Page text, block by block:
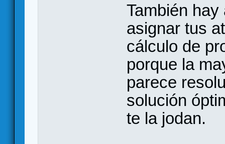
También
asignar tus
cálculo de
porque la
parece
solución
te la jodan.